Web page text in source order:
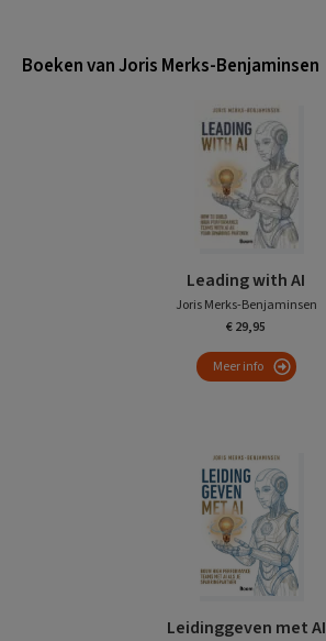
Boeken van Joris Merks-Benjaminsen
Leading with AI
Joris Merks-Benjaminsen
€ 29,95
Meer info
Leidinggeven met AI